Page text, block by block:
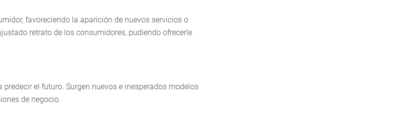
favoreciendo la aparición de nuevos servicios o
retrato de los consumidores, pudiendo ofrecerle
el futuro. Surgen nuevos e inesperados modelos
de negocio.